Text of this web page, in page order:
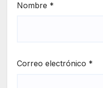
Nombre *
Correo electrónico *